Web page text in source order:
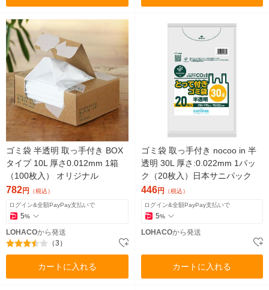
ゴミ袋 半透明 取っ手付き BOX
タイプ 10L 厚さ0.012mm 1箱
（100枚入） オリジナル
782円 （税込）
ログイン&全額PayPay支払いで
5%
LOHACOから発送
（3）
カートに入れる
ゴミ袋 取っ手付き nocoo in 半
透明 30L 厚さ:0.022mm 1パッ
ク（20枚入）日本サニパック
446円 （税込）
ログイン&全額PayPay支払いで
5%
LOHACOから発送
カートに入れる